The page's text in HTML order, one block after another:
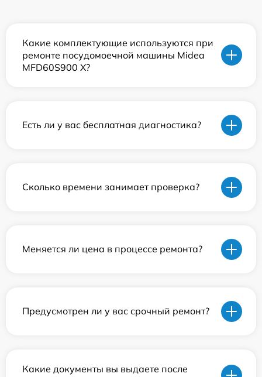
Какие комплектующие используются при
ремонте посудомоечной машины Midea
MFD60S900 X?
Есть ли у вас бесплатная диагностика?
Сколько времени занимает проверка?
Меняется ли цена в процессе ремонта?
Предусмотрен ли у вас срочный ремонт?
Какие документы вы выдаете после